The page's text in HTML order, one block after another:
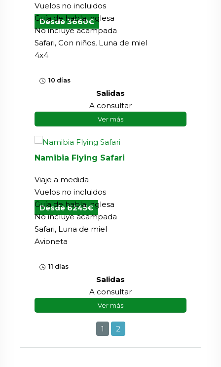
Desde 3660€
Vuelos no incluidos
Guía de habla inglesa
No incluye acampada
Safari, Con niños, Luna de miel
4x4
10 días
Salidas
A consultar
Ver más
Desde 6245€
Namibia Flying Safari
Viaje a medida
Vuelos no incluidos
Guía de habla inglesa
No incluye acampada
Safari, Luna de miel
Avioneta
11 días
Salidas
A consultar
Ver más
1 2